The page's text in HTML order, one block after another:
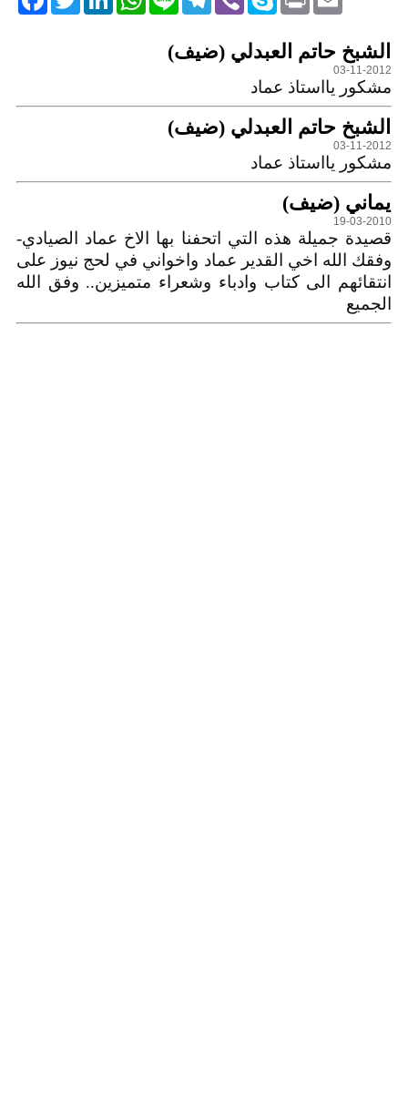
الشبخ حاتم العبدلي (ضيف)
03-11-2012
مشكور يااستاذ عماد
الشبخ حاتم العبدلي (ضيف)
03-11-2012
مشكور يااستاذ عماد
يماني (ضيف)
19-03-2010
قصيدة جميلة هذه التي اتحفنا بها الاخ عماد الصيادي-
وفقك الله اخي القدير عماد واخواني في لحج نيوز على
انتقائهم الى كتاب وادباء وشعراء متميزين.. وفق الله
الجميع